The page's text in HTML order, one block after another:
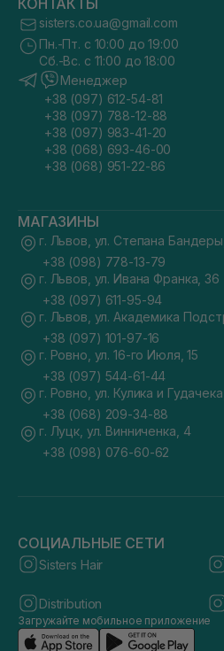
КОНТАКТЫ
sisters.co.ua@gmail.com
Пн.-Пт. с 10:00 до 19:00
Сб.-Вс. с 11:00 до 18:00
Менеджер
+38 (097) 612-54-81
+38 (097) 788-12-88
+38 (097) 983-41-20
+38 (068) 693-46-00
+38 (068) 951-22-86
МАГАЗИНЫ
г. Львов, ул. Степана
+38 (098) 778-13-79
г. Львов, ул. Ивана Франка, 36
+38 (097) 611-95-94
г. Львов, ул. Академика
+38 (097) 101-97-16
г. Ровно, ул. 16-го Июля, 15
+38 (097) 544-61-44
г. Ровно, ул. Кулика и
+38 (068) 209-34-88
г. Луцк, ул. Винниченка, 4
+38 (098) 076-60-62
СОЦИАЛЬНЫЕ СЕТИ
Sisters Hair
Distribution
Загружайте мобильное приложение